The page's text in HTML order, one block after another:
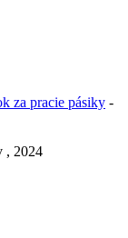
za pracie pásiky -
, 2024